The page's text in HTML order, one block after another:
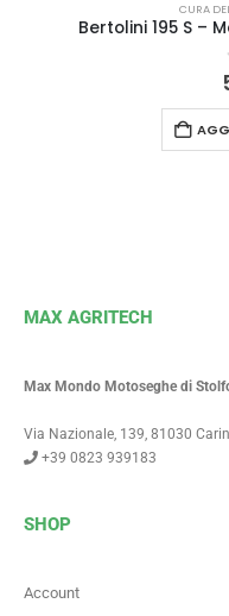
CURA
Bertolini 195 S –
MAX AGRITECH
Max Mondo Motoseghe di
Via Nazionale, 139, 81030
+39 0823 939183
SHOP
Account